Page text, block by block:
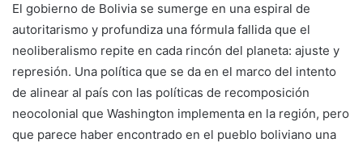
El gobierno de Bolivia se sumerge en una espiral de
autoritarismo y profundiza una fórmula fallida que el
neoliberalismo repite en cada rincón del planeta: ajuste y
represión. Una política que se da en el marco del intento
de alinear al país con las políticas de recomposición
neocolonial que Washington implementa en la región, pero
que parece haber encontrado en el pueblo boliviano una